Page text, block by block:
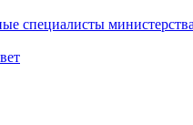
специалисты